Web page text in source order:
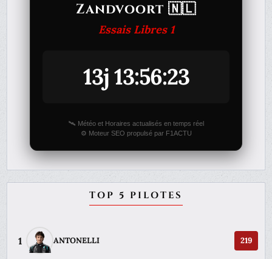
Zandvoort 🇳🇱
Essais Libres 1
13j 13:56:23
🛰️ Météo et Horaires actualisés en temps réel
⚙️ Moteur SEO propulsé par F1ACTU
TOP 5 PILOTES
1 ANTONELLI 219